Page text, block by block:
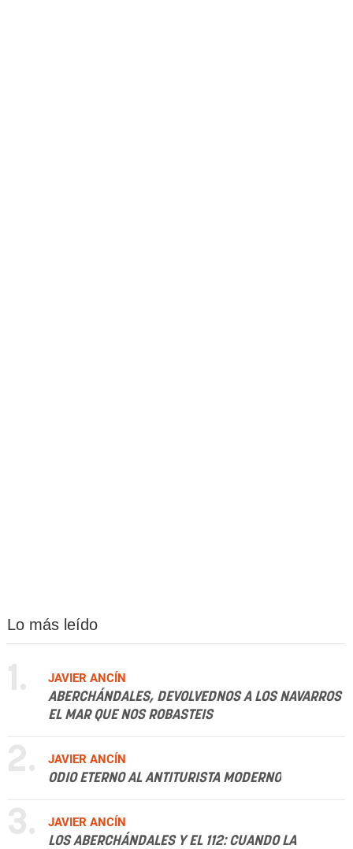
Lo más leído
1.
JAVIER ANCÍN
ABERCHÁNDALES, DEVOLVEDNOS A LOS NAVARROS
EL MAR QUE NOS ROBASTEIS
2.
JAVIER ANCÍN
ODIO ETERNO AL ANTITURISTA MODERNO
3.
JAVIER ANCÍN
LOS ABERCHÁNDALES Y EL 112: CUANDO LA